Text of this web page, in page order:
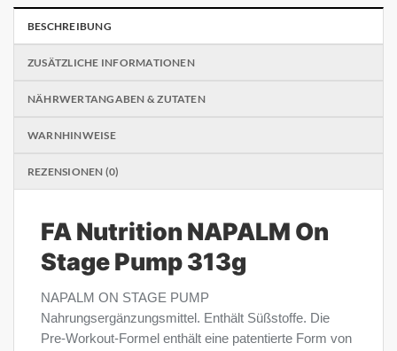
BESCHREIBUNG
ZUSÄTZLICHE INFORMATIONEN
NÄHRWERTANGABEN & ZUTATEN
WARNHINWEISE
REZENSIONEN (0)
FA Nutrition NAPALM On
Stage Pump 313g
NAPALM ON STAGE PUMP
Nahrungsergänzungsmittel. Enthält Süßstoffe. Die
Pre-Workout-Formel enthält eine patentierte Form von